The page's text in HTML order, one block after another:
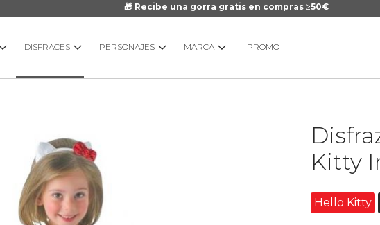
🎁 Recibe una gorra gratis en compras ≥50€
DISFRACES PERSONAJES MARCA PROMO
Kitty
Hello Kitty
galería